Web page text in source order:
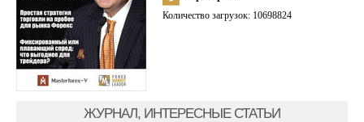
Количество загрузок: 10698824
ЖУРНАЛ, ИНТЕРЕСНЫЕ СТАТЬИ